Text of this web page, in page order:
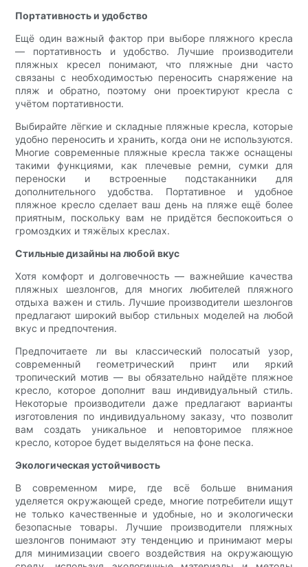
Портативность и удобство
Ещё один важный фактор при выборе пляжного кресла
— портативность и удобство. Лучшие производители
пляжных кресел понимают, что пляжные дни часто
связаны с необходимостью переносить снаряжение на
пляж и обратно, поэтому они проектируют кресла с
учётом портативности.
Выбирайте лёгкие и складные пляжные кресла, которые
удобно переносить и хранить, когда они не используются.
Многие современные пляжные кресла также оснащены
такими функциями, как плечевые ремни, сумки для
переноски и встроенные подстаканники для
дополнительного удобства. Портативное и удобное
пляжное кресло сделает ваш день на пляже ещё более
приятным, поскольку вам не придётся беспокоиться о
громоздких и тяжёлых креслах.
Стильные дизайны на любой вкус
Хотя комфорт и долговечность — важнейшие качества
пляжных шезлонгов, для многих любителей пляжного
отдыха важен и стиль. Лучшие производители шезлонгов
предлагают широкий выбор стильных моделей на любой
вкус и предпочтения.
Предпочитаете ли вы классический полосатый узор,
современный геометрический принт или яркий
тропический мотив — вы обязательно найдёте пляжное
кресло, которое дополнит ваш индивидуальный стиль.
Некоторые производители даже предлагают варианты
изготовления по индивидуальному заказу, что позволит
вам создать уникальное и неповторимое пляжное
кресло, которое будет выделяться на фоне песка.
Экологическая устойчивость
В современном мире, где всё больше внимания
уделяется окружающей среде, многие потребители ищут
не только качественные и удобные, но и экологически
безопасные товары. Лучшие производители пляжных
шезлонгов понимают эту тенденцию и принимают меры
для минимизации своего воздействия на окружающую